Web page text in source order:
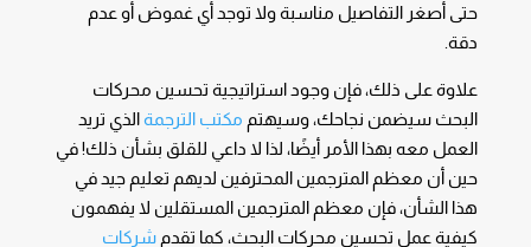
حتى أصغر التفاصيل مناسبة ولا توجد أي غموض أو عدم
دقة.
علاوة على ذلك، فإن وجود استراتيجية تحسين محركات
البحث سيضمن نجاحك، وسيهتم مكتب الترجمةالذي تريد
العمل معه بهذا الأمر أيضًا، لذا لا داعي للقلق بشأن ذلك! في
حين أن معظم المترجمين المحترفين لديهم تعليم جيد في
هذا الشأن، فإن معظم المترجمين المستقلين لا يفهمون
كيفية عمل تحسين محركات البحث، كما تقدم شركات